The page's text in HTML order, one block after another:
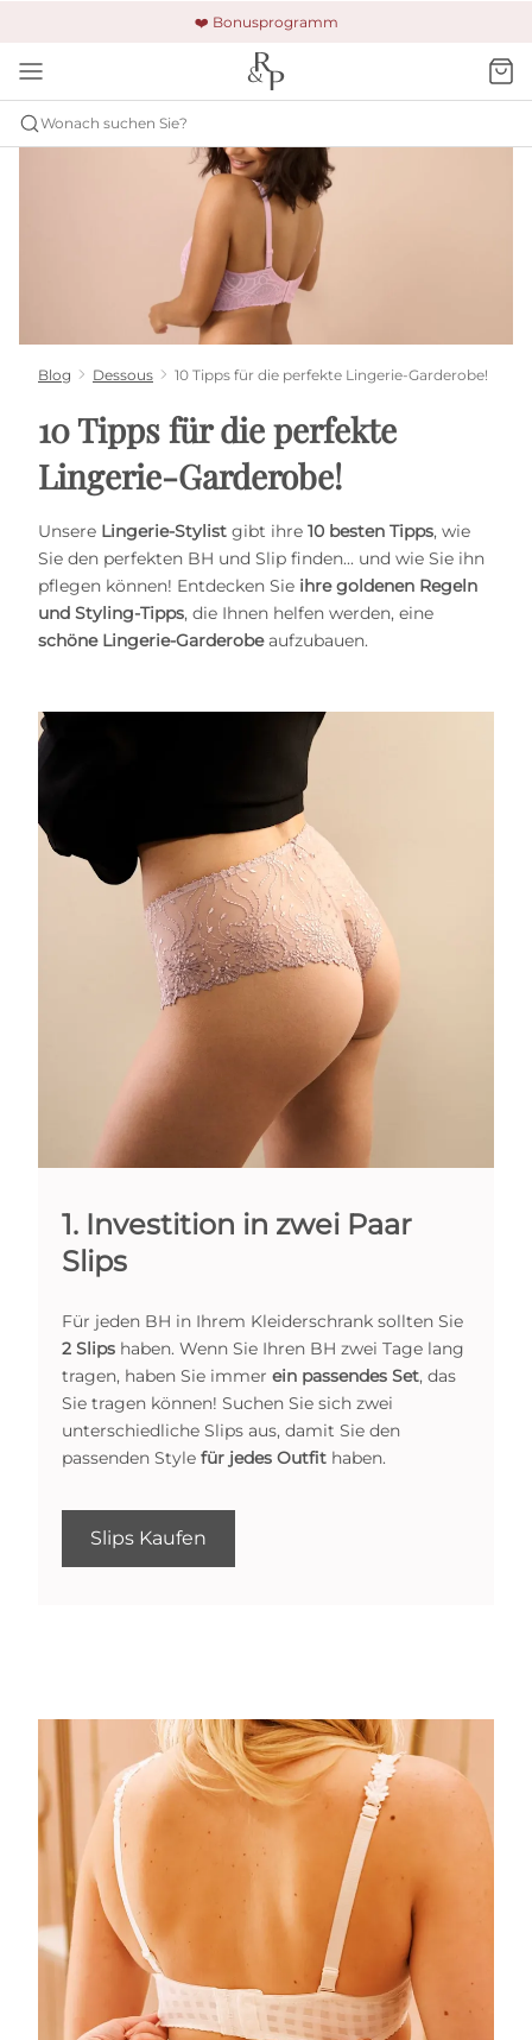
❤️ Bonusprogramm
🚚 Kostenloser Versand und Rückgabe
🔒 Gesicherte Zahlung
Wonach suchen Sie?
Blog Dessous 10 Tipps für die perfekte Lingerie-Garderobe!
10 Tipps für die perfekte
Lingerie-Garderobe!
Unsere Lingerie-Stylist gibt ihre 10 besten Tipps, wie
Sie den perfekten BH und Slip finden... und wie Sie ihn
pflegen können! Entdecken Sie ihre goldenen Regeln
und Styling-Tipps, die Ihnen helfen werden, eine
schöne Lingerie-Garderobeaufzubauen.
1. Investition in zwei Paar
Slips
Für jeden BH in Ihrem Kleiderschrank sollten Sie
2 Slips haben. Wenn Sie Ihren BH zwei Tage lang
tragen, haben Sie immer ein passendes Set, das
Sie tragen können! Suchen Sie sich zwei
unterschiedliche Slips aus, damit Sie den
passenden Style für jedes Outfit haben.
Slips Kaufen